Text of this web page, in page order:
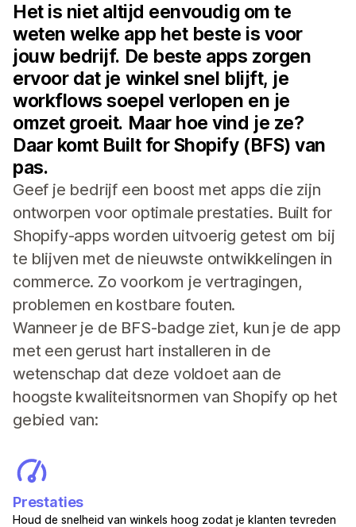
Het is niet altijd eenvoudig om te
weten welke app het beste is voor
jouw bedrijf. De beste apps zorgen
ervoor dat je winkel snel blijft, je
workflows soepel verlopen en je
omzet groeit. Maar hoe vind je ze?
Daar komt Built for Shopify (BFS) van
pas.
Geef je bedrijf een boost met apps die zijn
ontworpen voor optimale prestaties. Built for
Shopify-apps worden uitvoerig getest om bij
te blijven met de nieuwste ontwikkelingen in
commerce. Zo voorkom je vertragingen,
problemen en kostbare fouten.
Wanneer je de BFS-badge ziet, kun je de app
met een gerust hart installeren in de
wetenschap dat deze voldoet aan de
hoogste kwaliteitsnormen van Shopify op het
gebied van:
Prestaties
Houd de snelheid van winkels hoog zodat je klanten tevreden